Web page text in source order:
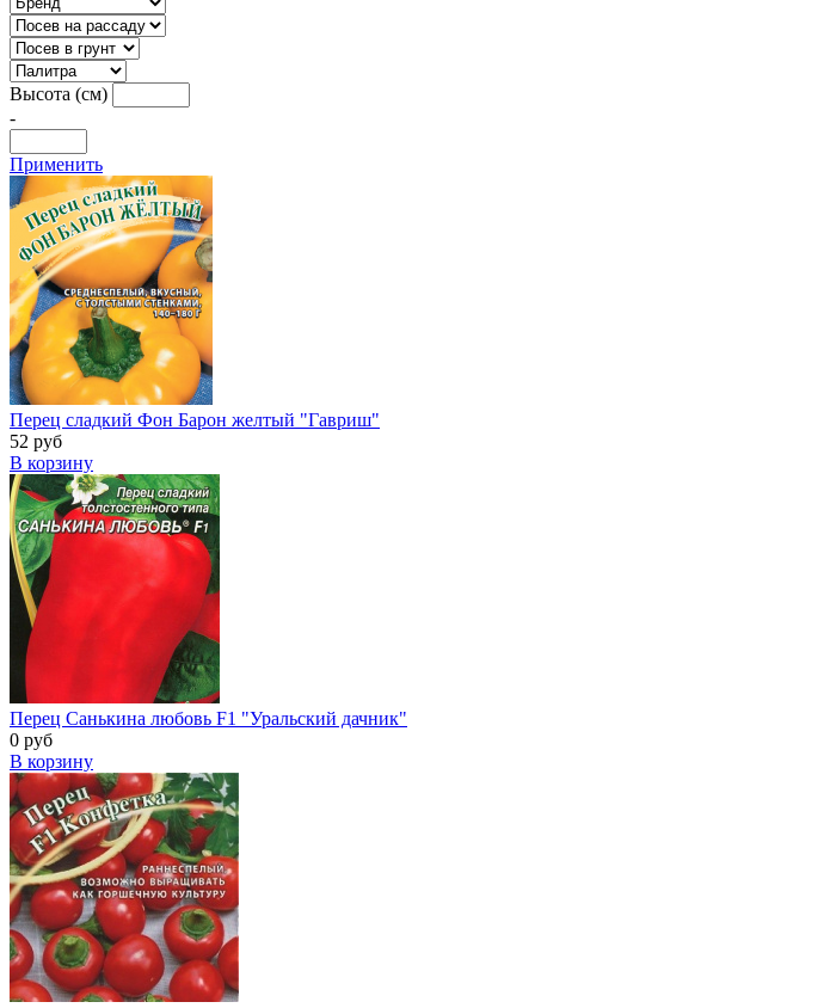
Высота (см)
-
Применить
Перец сладкий Фон Барон желтый "Гавриш"
52 руб
В корзину
Перец Санькина любовь F1 "Уральский дачник"
0 руб
В корзину